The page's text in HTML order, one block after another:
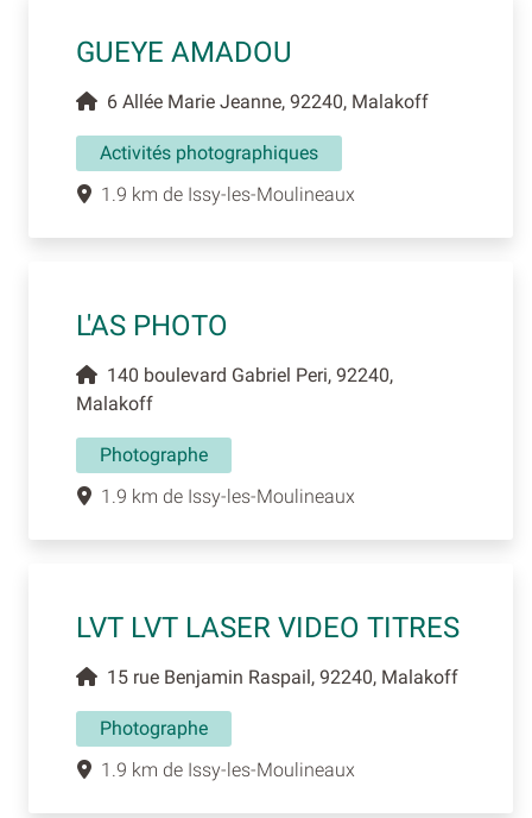
GUEYE AMADOU
6 Allée Marie Jeanne, 92240, Malakoff
Activités photographiques
1.9 km de Issy-les-Moulineaux
L'AS PHOTO
140 boulevard Gabriel Peri, 92240,
Malakoff
Photographe
1.9 km de Issy-les-Moulineaux
LVT LVT LASER VIDEO TITRES
15 rue Benjamin Raspail, 92240, Malakoff
Photographe
1.9 km de Issy-les-Moulineaux